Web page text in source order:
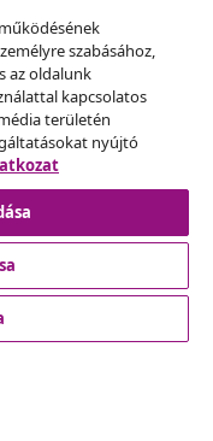
szabásához,
az oldalunk
kapcsolatos
területén
nyújtó